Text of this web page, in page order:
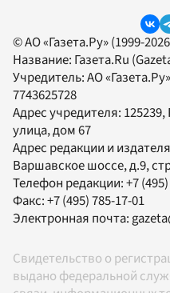
© АО «Газета.Ру» (1999-
Название: Газета.Ru
Учредитель:АО «Газета.Ру»
7743625728
Адрес учредителя:
улица, дом 67
Адрес редакции и
Варшавское шоссе, д.9,
Телефон редакции:+7
Факс:+7 (495) 785-17-01
Электронная почта:
Свидетельство о
выдано федеральной